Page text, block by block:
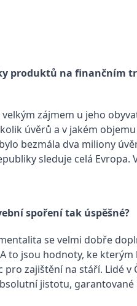
produktů na finančním
zájmem u jeho
úvěrů a v jakém
bezmála dva miliony
sleduje celá
spoření tak úspěšné?
se velmi dobře
jsou hodnoty, ke
zajištění na stáří. Lidé
jistotu,